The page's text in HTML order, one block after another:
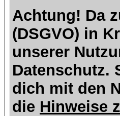
Achtung! Da
(DSGVO) in
unserer
Datenschutz.
dich mit den
die Hinweise